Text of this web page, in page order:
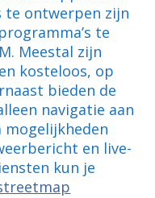
te ontwerpen zijn
te
Meestal zijn
kosteloos, op
bieden de
navigatie aan
en live-
kun je